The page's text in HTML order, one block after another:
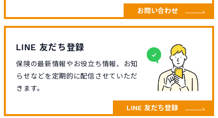
お問い合わせ
LINE 友だち登録
保険の最新情報やお役立ち情報、お知
らせなどを定期的に配信させていただ
きます。
LINE 友だち登録